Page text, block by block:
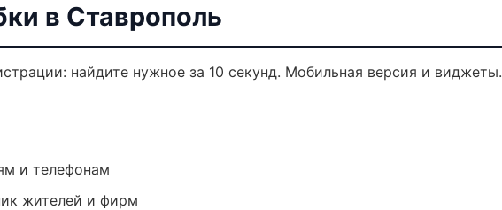
в Ставрополь
найдите нужное за 10 секунд. Мобильная версия и виджеты.
и телефонам
жителей и фирм